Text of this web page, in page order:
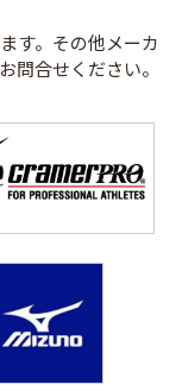
す。その他メーカ
問合せください。